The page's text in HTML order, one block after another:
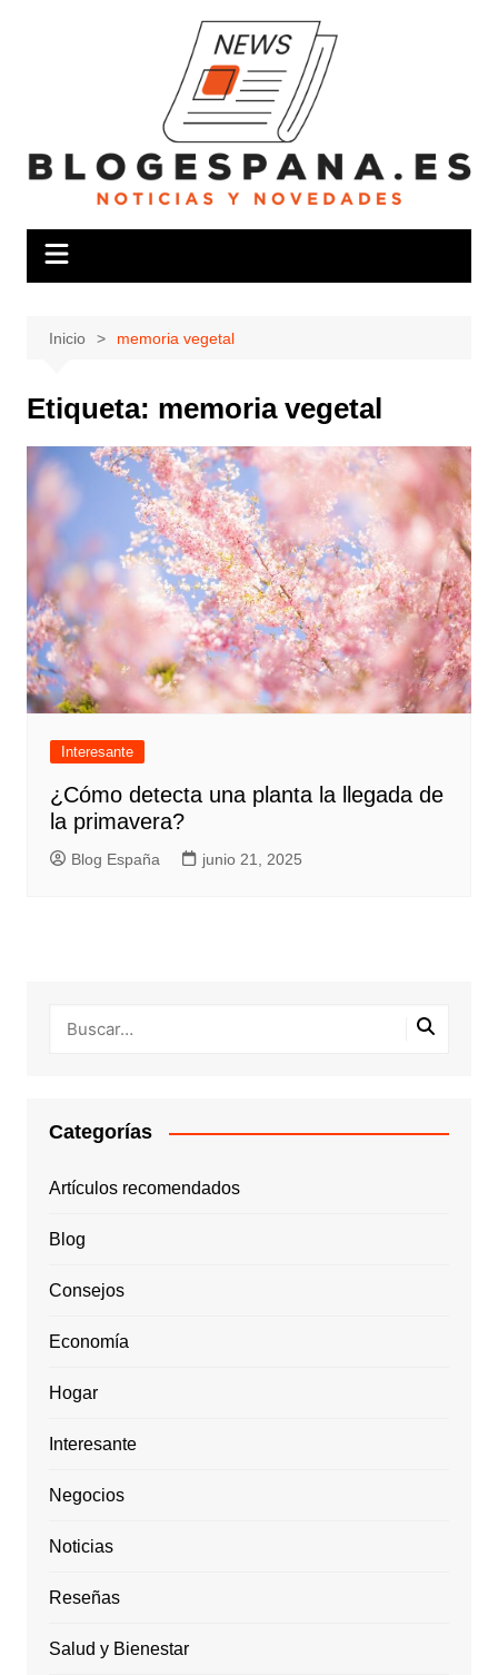
Inicio memoria vegetal
Etiqueta: memoria vegetal
Interesante
¿Cómo detecta una planta la llegada de
la primavera?
Blog España junio 21, 2025
Categorías
Artículos recomendados
Blog
Consejos
Economía
Hogar
Interesante
Negocios
Noticias
Reseñas
Salud y Bienestar